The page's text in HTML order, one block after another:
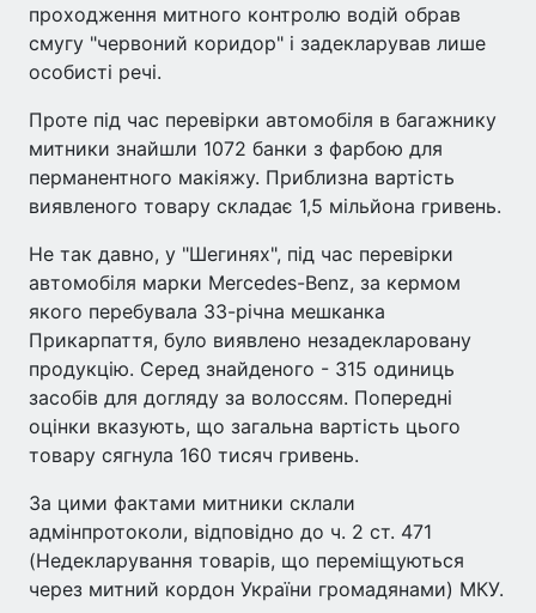
проходження митного контролю водій обрав
смугу "червоний коридор" і задекларував лише
особисті речі.
Проте під час перевірки автомобіля в багажнику
митники знайшли 1072 банки з фарбою для
перманентного макіяжу. Приблизна вартість
виявленого товару складає 1,5 мільйона гривень.
Не так давно, у "Шегинях", під час перевірки
автомобіля марки Mercedes-Benz, за кермом
якого перебувала 33-річна мешканка
Прикарпаття, було виявлено незадекларовану
продукцію. Серед знайденого - 315 одиниць
засобів для догляду за волоссям. Попередні
оцінки вказують, що загальна вартість цього
товару сягнула 160 тисяч гривень.
За цими фактами митники склали
адмінпротоколи, відповідно до ч. 2 ст. 471
(Недекларування товарів, що переміщуються
через митний кордон України громадянами) МКУ.